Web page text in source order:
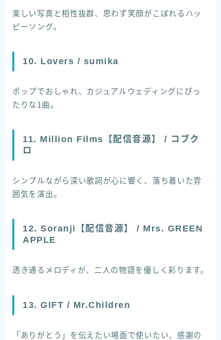
楽しい写真と相性抜群、思わず笑顔がこぼれるハッ
ピーソング。
10. Lovers / sumika
ポップでおしゃれ、カジュアルウェディングにぴっ
たりな1曲。
11. Million Films【配信音源】 / コブク
ロ
シンプルながら深い歌詞が心に響く、落ち着いた雰
囲気を演出。
12. Soranji【配信音源】 / Mrs. GREEN
APPLE
透き通るメロディが、二人の物語を優しく彩ります。
13. GIFT / Mr.Children
「ありがとう」を伝えたい場面で使いたい、感謝の